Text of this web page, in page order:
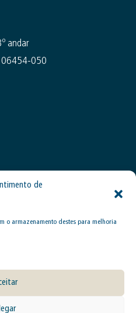
o armazenamento destes para melhoria
andar
06454-050
170, 5º andar
RJ - 22230-060